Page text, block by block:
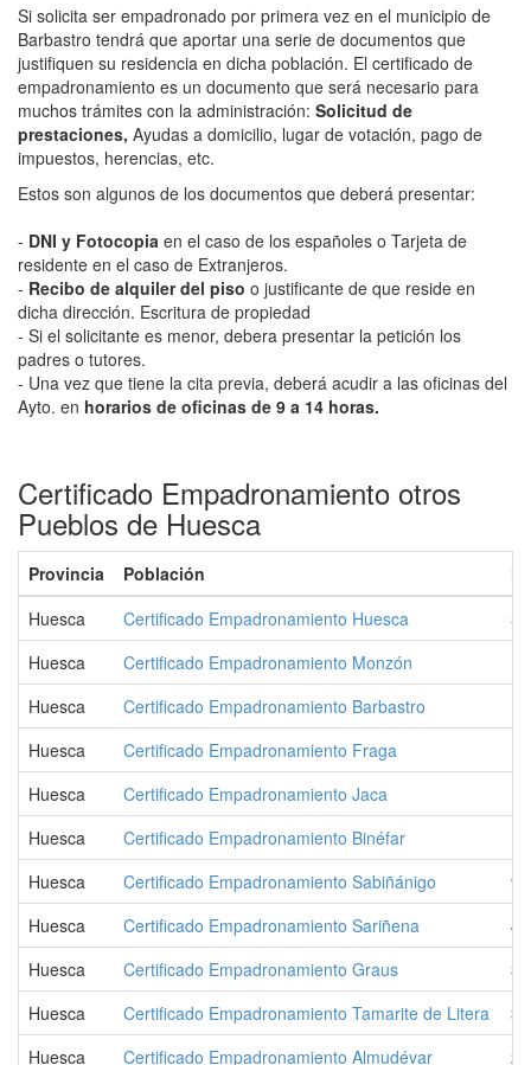
Si solicita ser empadronado por primera vez en el municipio de
Barbastro tendrá que aportar una serie de documentos que
justifiquen su residencia en dicha población. El certificado de
empadronamiento es un documento que será necesario para
muchos trámites con la administración: Solicitud de
prestaciones, Ayudas a domicilio, lugar de votación, pago de
impuestos, herencias, etc.
Estos son algunos de los documentos que deberá presentar:
- DNI y Fotocopia en el caso de los españoles o Tarjeta de
residente en el caso de Extranjeros.
- Recibo de alquiler del piso o justificante de que reside en
dicha dirección. Escritura de propiedad
- Si el solicitante es menor, debera presentar la petición los
padres o tutores.
- Una vez que tiene la cita previa, deberá acudir a las oficinas del
Ayto. en horarios de oficinas de 9 a 14 horas.
Certificado Empadronamiento otros
Pueblos de Huesca
Provincia Población
Huesca
Certificado Empadronamiento Huesca
Huesca
Certificado Empadronamiento Monzón
Huesca
Certificado Empadronamiento Barbastro
Huesca
Certificado Empadronamiento Fraga
Huesca
Certificado Empadronamiento Jaca
Huesca
Certificado Empadronamiento Binéfar
Huesca
Certificado Empadronamiento Sabiñánigo
Huesca
Certificado Empadronamiento Sariñena
Huesca
Certificado Empadronamiento Graus
Huesca
Certificado Empadronamiento Tamarite de Litera
Huesca
Certificado Empadronamiento Almudévar